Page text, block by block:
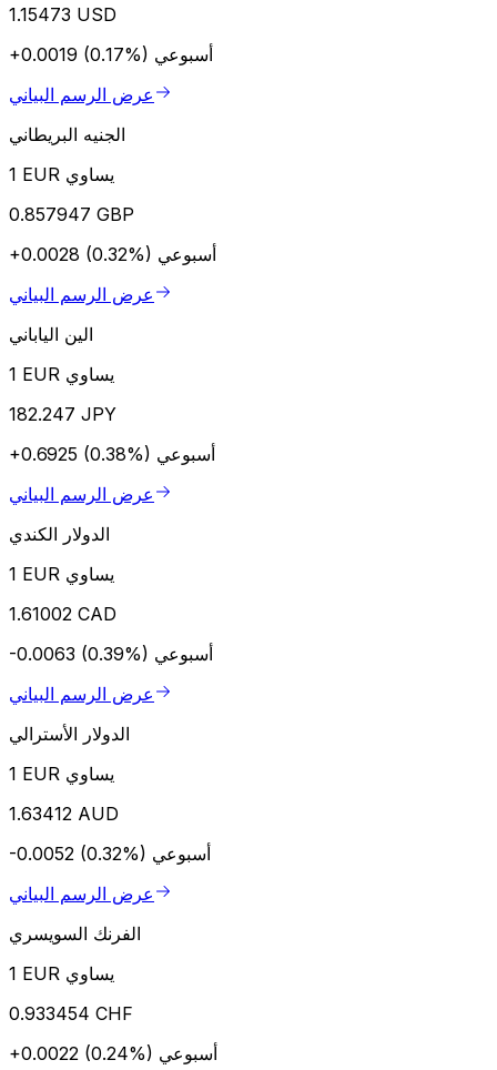
1.15473 USD
+0.0019 (0.17%) أسبوعي
عرض الرسم البياني
الجنيه البريطاني
1 EUR يساوي
0.857947 GBP
+0.0028 (0.32%) أسبوعي
عرض الرسم البياني
الين الياباني
1 EUR يساوي
182.247 JPY
+0.6925 (0.38%) أسبوعي
عرض الرسم البياني
الدولار الكندي
1 EUR يساوي
1.61002 CAD
-0.0063 (0.39%) أسبوعي
عرض الرسم البياني
الدولار الأسترالي
1 EUR يساوي
1.63412 AUD
-0.0052 (0.32%) أسبوعي
عرض الرسم البياني
الفرنك السويسري
1 EUR يساوي
0.933454 CHF
+0.0022 (0.24%) أسبوعي